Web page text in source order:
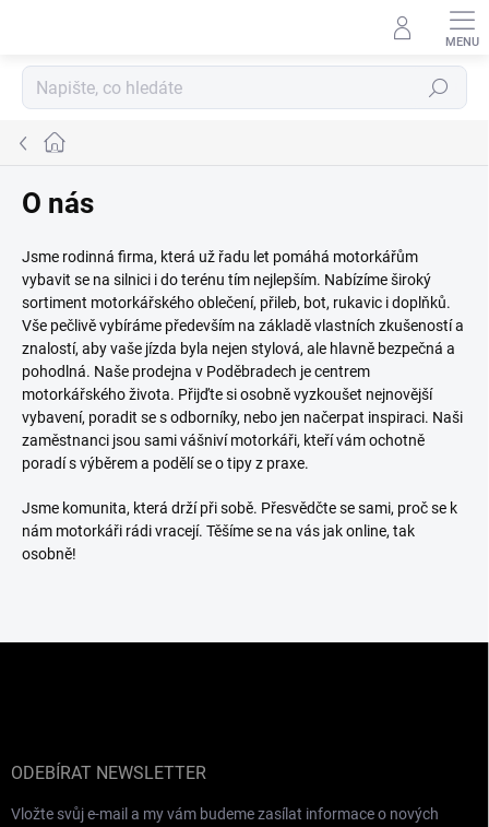
Hledat
Domů
O nás
Jsme rodinná firma, která už řadu let pomáhá motorkářům
vybavit se na silnici i do terénu tím nejlepším. Nabízíme široký
sortiment motorkářského oblečení, přileb, bot, rukavic i doplňků.
Vše pečlivě vybíráme především na základě vlastních zkušeností a
znalostí, aby vaše jízda byla nejen stylová, ale hlavně bezpečná a
pohodlná. Naše prodejna v Poděbradech je centrem
motorkářského života. Přijďte si osobně vyzkoušet nejnovější
vybavení, poradit se s odborníky, nebo jen načerpat inspiraci. Naši
zaměstnanci jsou sami vášniví motorkáři, kteří vám ochotně
poradí s výběrem a podělí se o tipy z praxe.
Jsme komunita, která drží při sobě. Přesvědčte se sami, proč se k
nám motorkáři rádi vracejí. Těšíme se na vás jak online, tak
osobně!
ODEBÍRAT NEWSLETTER
Vložte svůj e-mail a my vám budeme zasílat informace o nových